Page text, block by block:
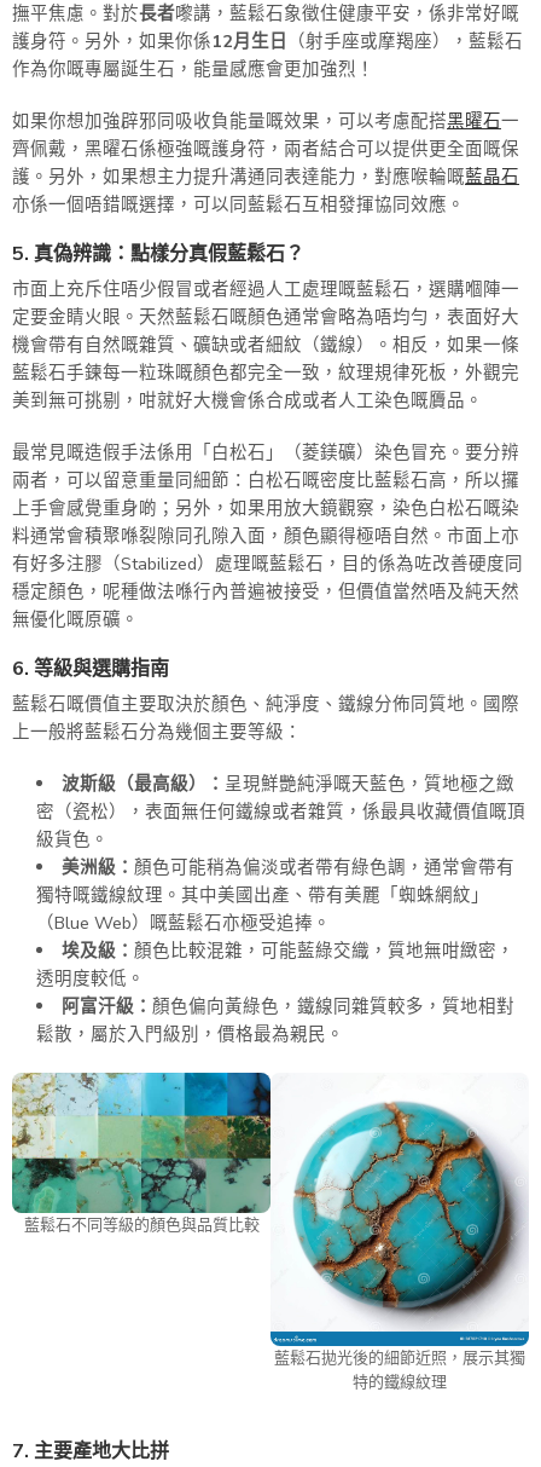
撫平焦慮。對於長者嚟講，藍鬆石象徵住健康平安，係非常好嘅
護身符。另外，如果你係12月生日
（射手座或摩羯座），藍鬆石
作為你嘅專屬誕生石，能量感應會更加強烈！
如果你想加強辟邪同吸收負能量嘅效果，可以考慮配搭黑曜石一
齊佩戴，黑曜石係極強嘅護身符，兩者結合可以提供更全面嘅保
護。另外，如果想主力提升溝通同表達能力，對應喉輪嘅藍晶石
亦係一個唔錯嘅選擇，可以同藍鬆石互相發揮協同效應。
5. 真偽辨識：點樣分真假藍鬆石？
市面上充斥住唔少假冒或者經過人工處理嘅藍鬆石，選購嗰陣一
定要金睛火眼。天然藍鬆石嘅顏色通常會略為唔均勻，表面好大
機會帶有自然嘅雜質、礦缺或者細紋（鐵線）。相反，如果一條
藍鬆石手鍊每一粒珠嘅顏色都完全一致，紋理規律死板，外觀完
美到無可挑剔，咁就好大機會係合成或者人工染色嘅贗品。
最常見嘅造假手法係用「白松石」（菱鎂礦）染色冒充。要分辨
兩者，可以留意重量同細節：白松石嘅密度比藍鬆石高，所以攞
上手會感覺重身啲；另外，如果用放大鏡觀察，染色白松石嘅染
料通常會積聚喺裂隙同孔隙入面，顏色顯得極唔自然。市面上亦
有好多注膠（Stabilized）處理嘅藍鬆石，目的係為咗改善硬度同
穩定顏色，呢種做法喺行內普遍被接受，但價值當然唔及純天然
無優化嘅原礦。
6. 等級與選購指南
藍鬆石嘅價值主要取決於顏色、純淨度、鐵線分佈同質地。國際
上一般將藍鬆石分為幾個主要等級：
波斯級（最高級）： 呈現鮮艷純淨嘅天藍色，質地極之緻
密（瓷松），表面無任何鐵線或者雜質，係最具收藏價值嘅頂
級貨色。
美洲級： 顏色可能稍為偏淡或者帶有綠色調，通常會帶有
獨特嘅鐵線紋理。其中美國出產、帶有美麗「蜘蛛網紋」
（Blue Web）嘅藍鬆石亦極受追捧。
埃及級： 顏色比較混雜，可能藍綠交織，質地無咁緻密，
透明度較低。
阿富汗級： 顏色偏向黃綠色，鐵線同雜質較多，質地相對
鬆散，屬於入門級別，價格最為親民。
藍鬆石不同等級的顏色與品質比較
藍鬆石拋光後的細節近照，展示其獨
特的鐵線紋理
7. 主要產地大比拼